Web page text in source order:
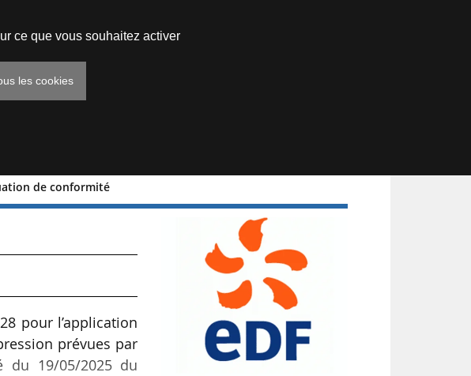
de conformité
des
pour l’application
prévues par
du 19/05/2025 du
ce que vous souhaitez activer
les cookies